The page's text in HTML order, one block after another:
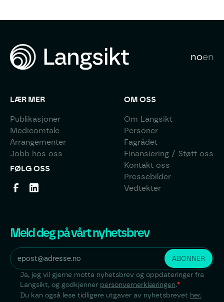
noen
LÆR MER
Publikasjoner
Medieomtale
Arrangementer
Jobb hos oss
FØLG OSS
OM OSS
Om Langsikt
Personer
Fagrådet
Finansiering / Støtt oss
Kontakt oss
Pressebilder
Vedtekter
Meld deg på vårt nyhetsbrev
Ja, jeg vil gjerne motta nyhetsbrev og oppdateringer fra
Langsikt, og godkjenner personvernerklæringen.*
Du kan også lese tidligere utgaver av nyhetsbrevet her.